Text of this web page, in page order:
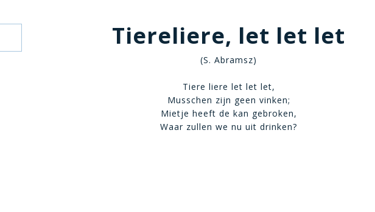
Tiereliere, let let let
(S. Abramsz)
Tiere liere let let let,
Musschen zijn geen vinken;
Mietje heeft de kan gebroken,
Waar zullen we nu uit drinken?